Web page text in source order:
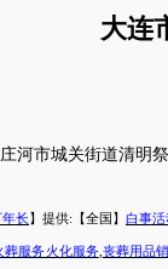
大连
河市城关街道清明
长】提供:【全国】 白事活
葬服务火化服务, 丧葬用品